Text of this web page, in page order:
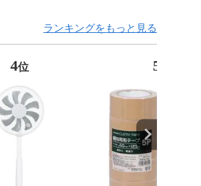
ランキングをもっと見る
4位 5